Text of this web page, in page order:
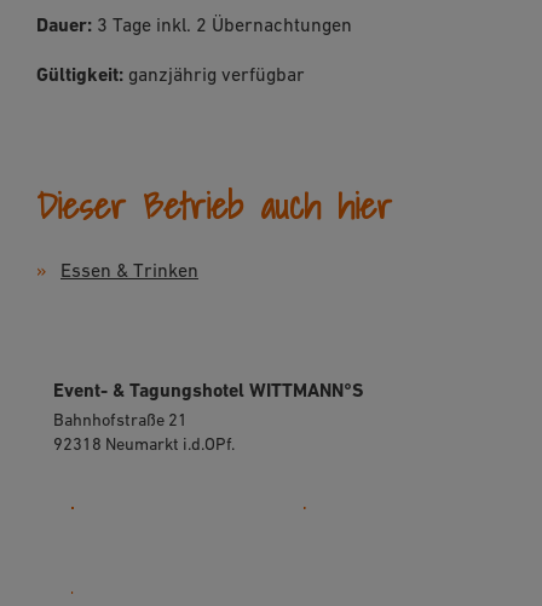
Dauer: 3 Tage inkl. 2 Übernachtungen
Gültigkeit: ganzjährig verfügbar
Dieser Betrieb auch hier
Essen & Trinken
Event- & Tagungshotel WITTMANN°S
Bahnhofstraße 21
92318 Neumarkt i.d.OPf.